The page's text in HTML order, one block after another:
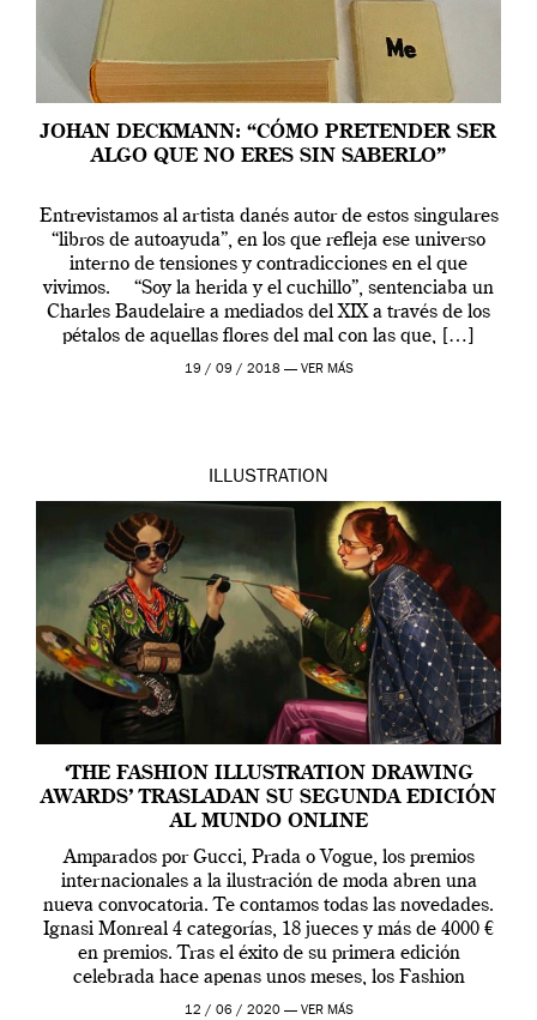
JOHAN DECKMANN: “CÓMO PRETENDER SER
ALGO QUE NO ERES SIN SABERLO”
Entrevistamos al artista danés autor de estos singulares
“libros de autoayuda”, en los que refleja ese universo
interno de tensiones y contradicciones en el que
vivimos. “Soy la herida y el cuchillo”, sentenciaba un
Charles Baudelaire a mediados del XIX a través de los
pétalos de aquellas flores del mal con las que, […]
19 / 09 / 2018 — VER MÁS
ILLUSTRATION
‘THE FASHION ILLUSTRATION DRAWING
AWARDS’ TRASLADAN SU SEGUNDA EDICIÓN
AL MUNDO ONLINE
Amparados por Gucci, Prada o Vogue, los premios
internacionales a la ilustración de moda abren una
nueva convocatoria. Te contamos todas las novedades.
Ignasi Monreal 4 categorías, 18 jueces y más de 4000 €
en premios. Tras el éxito de su primera edición
celebrada hace apenas unos meses, los Fashion
Illustration Drawing Awards (FIDA) anuncian […]
12 / 06 / 2020 — VER MÁS